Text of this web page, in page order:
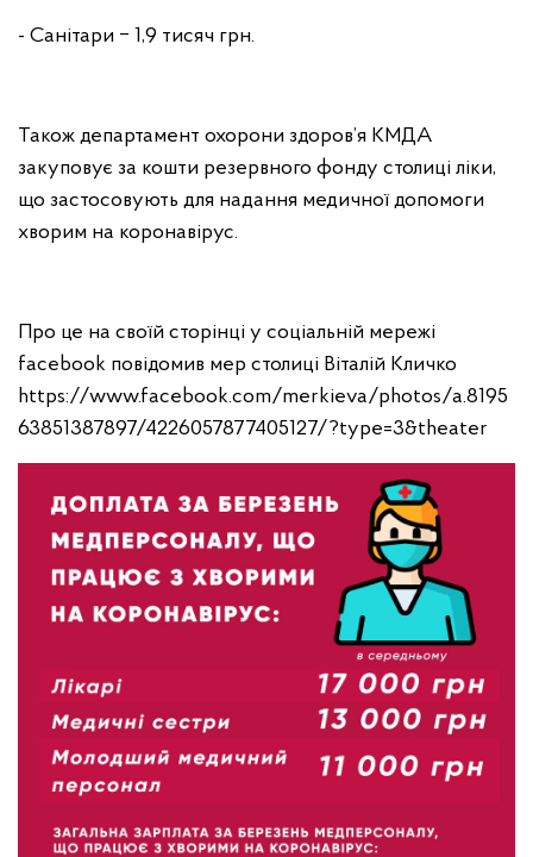
- Санітари ‒ 1,9 тисяч грн.
Також департамент охорони здоров’я КМДА
закуповує за кошти резервного фонду столиці ліки,
що застосовують для надання медичної допомоги
хворим на коронавірус.
Про це на своїй сторінці у соціальній мережі
facebook повідомив мер столиці Віталій Кличко
https://www.facebook.com/merkieva/photos/a.8195
63851387897/4226057877405127/?type=3&theater